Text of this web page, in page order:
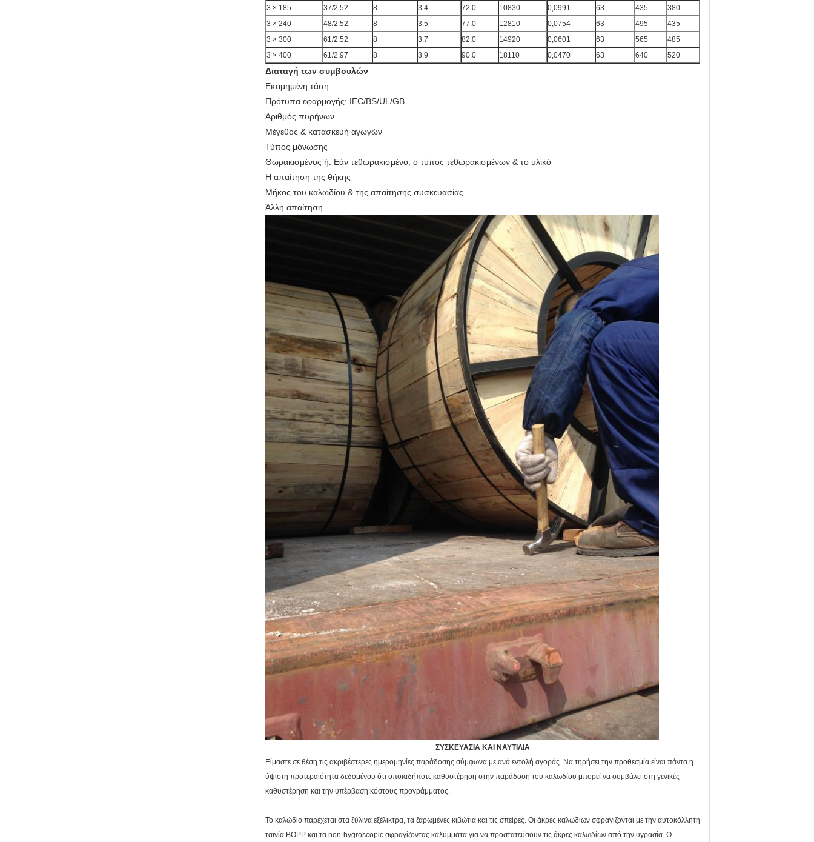
3 × 185
37/2.52 8 3.4 72.0 10830 0,0991 63 435
380
3 × 240
48/2.52 8 3.5 77.0 12810 0,0754 63 495
435
3 × 300
61/2.52 8 3.7 82.0 14920 0,0601 63 565
485
3 × 400
61/2.97 8 3.9 90.0 18110 0,0470 63 640 520
Διαταγή των συμβουλών
Εκτιμημένη τάση
Πρότυπα εφαρμογής: IEC/BS/UL/GB
Αριθμός πυρήνων
Μέγεθος & κατασκευή αγωγών
Τύπος μόνωσης
Θωρακισμένος ή. Εάν τεθωρακισμένο, ο τύπος τεθωρακισμένων & το υλικό
Η απαίτηση της θήκης
Μήκος του καλωδίου & της απαίτησης συσκευασίας
Άλλη απαίτηση
ΣΥΣΚΕΥΑΣΙΑ ΚΑΙ ΝΑΥΤΙΛΙΑ
Είμαστε σε θέση τις ακριβέστερες ημερομηνίες παράδοσης σύμφωνα με ανά εντολή αγοράς. Να τηρήσει την προθεσμία είναι πάντα η
ύψιστη προτεραιότητα δεδομένου ότι οποιαδήποτε καθυστέρηση στην παράδοση του καλωδίου μπορεί να συμβάλει στη γενικές
καθυστέρηση και την υπέρβαση κόστους προγράμματος.
Το καλώδιο παρέχεται στα ξύλινα εξέλικτρα, τα ζαρωμένες κιβώτια και τις σπείρες. Οι άκρες καλωδίων σφραγίζονται με την αυτοκόλλητη
ταινία BOPP και τα non-hygroscopic σφραγίζοντας καλύμματα για να προστατεύσουν τις άκρες καλωδίων από την υγρασία. Ο